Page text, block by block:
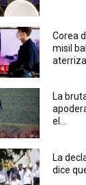
Corea
misil
aterriza
La
el...
La
dice